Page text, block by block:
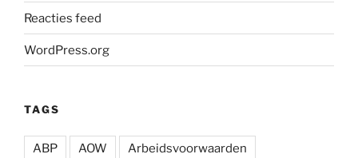
Reacties feed
WordPress.org
TAGS
ABP AOW Arbeidsvoorwaarden